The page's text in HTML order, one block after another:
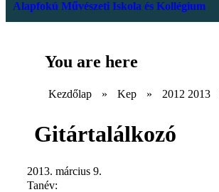
Alapfokú Művészeti Iskola és Kollégium
You are here
Kezdőlap » Kep » 2012 2013
Gitártalálkozó
2013. március 9.
Tanév: